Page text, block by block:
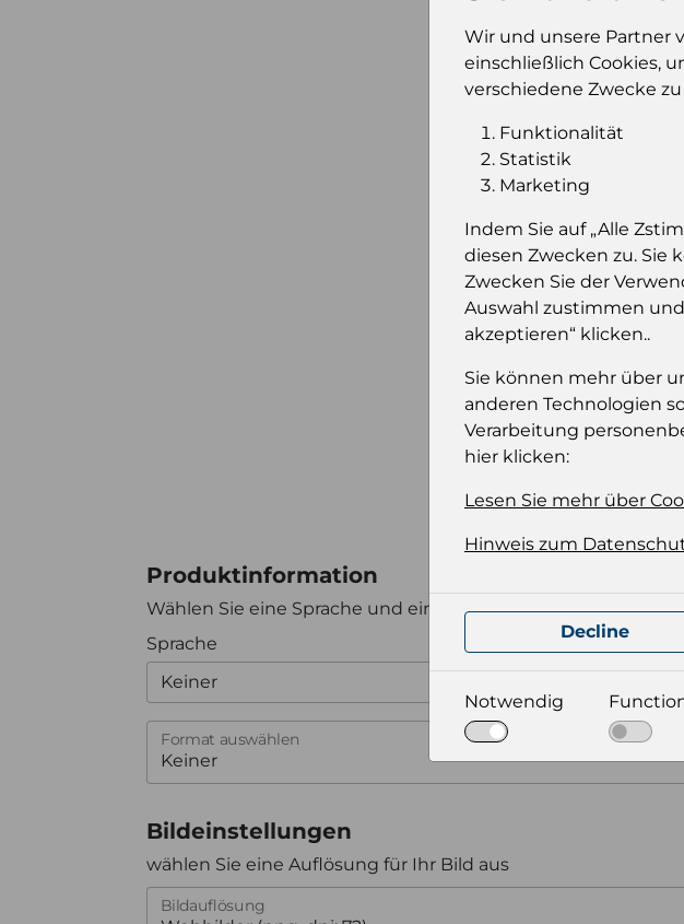
Produktinformation
Wählen Sie eine Sprache und ein Format für Ihre
Sprache
Keiner
Format auswählen
Bildeinstellungen
wählen Sie eine Auflösung für Ihr Bild aus
Bildauflösung
Wir und unsere Partner
einschließlich Cookies,
verschiedene Zwecke
Funktionalität
Statistik
Marketing
Indem Sie auf „Alle
diesen Zwecken zu. Sie
Zwecken Sie der
Auswahl zustimmen
akzeptieren“ klicken..
Sie können mehr über
anderen Technologien
Verarbeitung
hier klicken:
Lesen Sie mehr über
Hinweis zum
Decline
Notwendig